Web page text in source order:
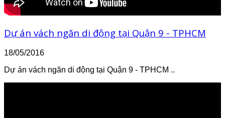
Dự án vách ngăn di động tại Quận 9 - TPHCM
18/05/2016
Dự án vách ngăn di động tại Quận 9 - TPHCM ..